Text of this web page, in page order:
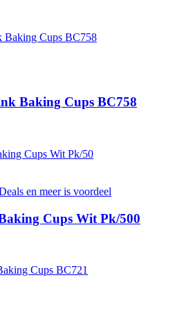
Baking Cups BC758
en meer is voordeel
Cups Wit Pk/500